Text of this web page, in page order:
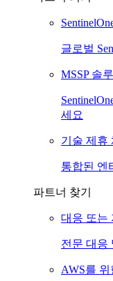
글로벌
MSSP 솔
세요
기술 제휴
통합된 엔
파트너 찾기
대응 또는
전문 대응
AWS를 위